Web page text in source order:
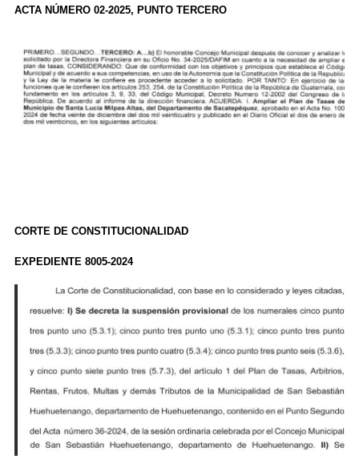
ACTA NÚMERO 02-2025, PUNTO TERCERO
CORTE DE CONSTITUCIONALIDAD
EXPEDIENTE 8005-2024